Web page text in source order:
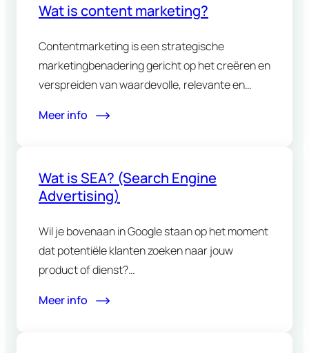
Wat is content marketing?
Contentmarketing is een strategische
marketingbenadering gericht op het creëren en
verspreiden van waardevolle, relevante en
Meer info
Wat is SEA? (Search Engine
Advertising)
Wil je bovenaan in Google staan op het moment
dat potentiële klanten zoeken naar jouw
product of dienst?…
Meer info